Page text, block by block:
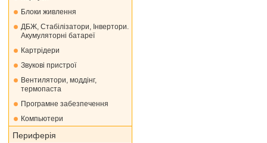
Блоки живлення
ДБЖ, Стабілізатори, Інвертори.
Акумуляторні батареї
Картрідери
Звукові пристрої
Вентилятори, моддінг,
термопаста
Програмне забезпечення
Компьютери
Периферія